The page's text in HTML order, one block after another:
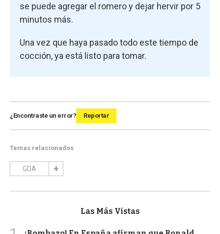
se puede agregar el romero y dejar hervir por 5
minutos más.
Una vez que haya pasado todo este tiempo de
cocción, ya está listo para tomar.
¿Encontraste un error? Reportar
Temas relacionados
GDA
Las Más Vistas